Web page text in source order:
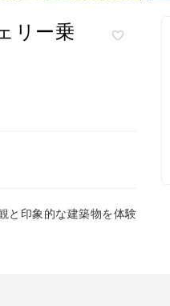
リー乗
と印象的な建築物を体験